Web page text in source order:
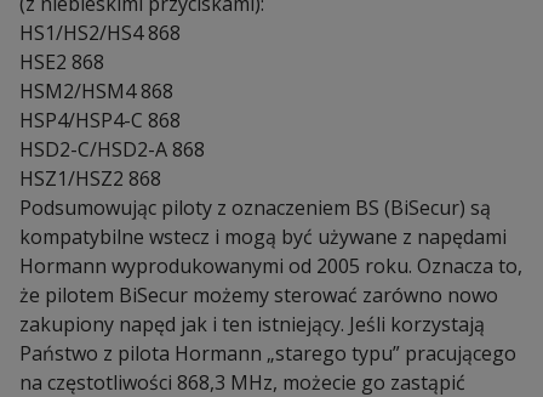
HS1/HS2/HS4 868
HSE2 868
HSM2/HSM4 868
HSP4/HSP4-C 868
HSD2-C/HSD2-A 868
HSZ1/HSZ2 868
Podsumowując piloty z oznaczeniem BS (BiSecur) są
kompatybilne wstecz i mogą być używane z napędami
Hormann wyprodukowanymi od 2005 roku. Oznacza to,
że pilotem BiSecur możemy sterować zarówno nowo
zakupiony napęd jak i ten istniejący. Jeśli korzystają
Państwo z pilota Hormann „starego typu” pracującego
na częstotliwości 868,3 MHz, możecie go zastąpić